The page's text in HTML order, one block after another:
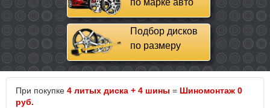
по марке авто
Подбор дисков
по размеру
При покупке 4 литых диска + 4 шины = Шиномонтаж 0
руб.